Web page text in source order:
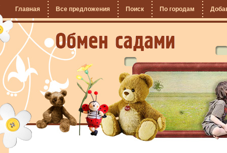
Главная Все предложения Поиск По городам